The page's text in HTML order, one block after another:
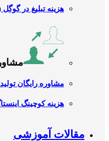
هزینه تبلیغ در
مشاوره رایگان تولید
هزینه کوچینگ
مقالات آموزشی